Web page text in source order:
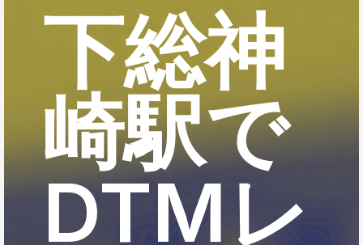
下総神
崎駅で
DTMレ